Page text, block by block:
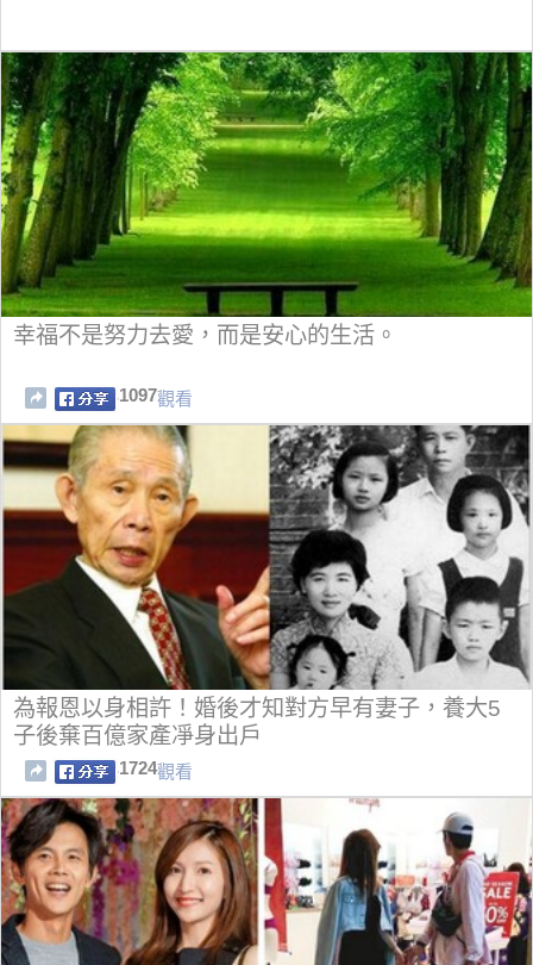
幸福不是努力去愛，而是安心的生活。
1097觀看
為報恩以身相許！婚後才知對方早有妻子，養大5
子後棄百億家產凈身出戶
1724觀看